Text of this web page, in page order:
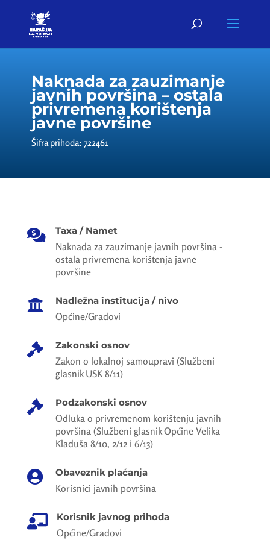
Naknada za zauzimanje
javnih površina – ostala
privremena korištenja
javne površine
Šifra prihoda: 722461
 Taxa / Namet
Naknada za zauzimanje javnih površina -
ostala privremena korištenja javne
površine
 Nadležna institucija / nivo
Općine/Gradovi
 Zakonski osnov
Zakon o lokalnoj samoupravi (Službeni
glasnik USK 8/11)
 Podzakonski osnov
Odluka o privremenom korištenju javnih
površina (Službeni glasnik Općine Velika
Kladuša 8/10, 2/12 i 6/13)
 Obaveznik plaćanja
Korisnici javnih površina
 Korisnik javnog prihoda
Općine/Gradovi